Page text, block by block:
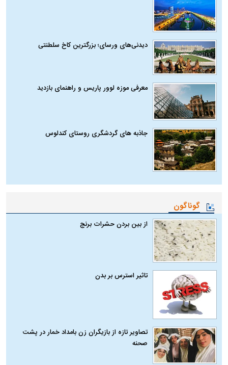
دیدنی‌های ورسای؛ بزرگترین کاخ سلطنتی
معرفی موزه لوور پاریس و راهنمای بازدید
جاذبه های گردشگری روستای کندلوس
گوناگون
از بین بردن حشرات برنج
تاثیر استرس بر بدن
تصاویر تازه از بازیگران زن بامداد خمار در پشت
صحنه